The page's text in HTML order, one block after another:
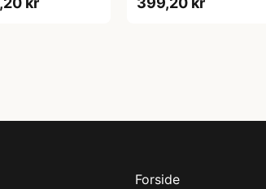
Forside